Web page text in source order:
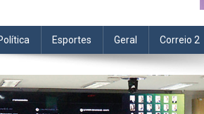
da região no Correio Paulista.
Esportes Geral Correio 2